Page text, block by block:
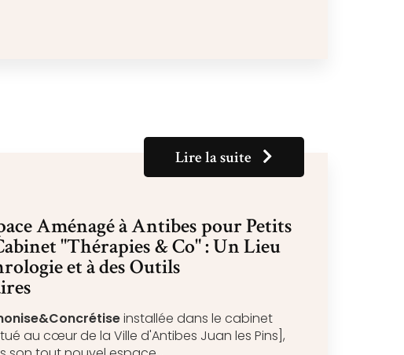
Aménagé à Antibes pour Petits
"Thérapies & Co" : Un Lieu
et à des Outils
installée dans le cabinet
au cœur de la Ville d'Antibes Juan les Pins],
Lire la suite